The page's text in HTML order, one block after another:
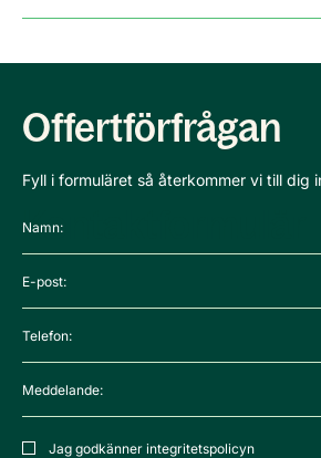
Offertförfrågan
Fyll i formuläret så återkommer vi till dig
Kontaktformulär
Namn:
E-post:
Telefon:
Meddelande:
Jag godkänner integritetspolicyn